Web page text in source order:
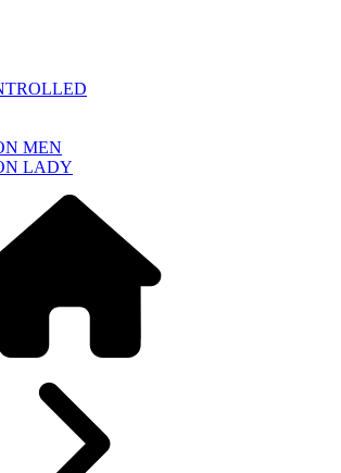
MEN
LADY